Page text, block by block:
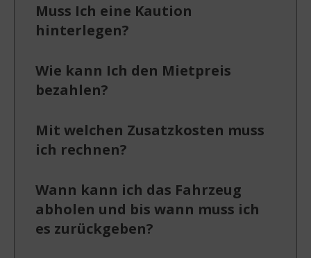
Muss Ich eine Kaution
hinterlegen?
Wie kann Ich den Mietpreis
bezahlen?
Mit welchen Zusatzkosten muss
ich rechnen?
Wann kann ich das Fahrzeug
abholen und bis wann muss ich
es zurückgeben?